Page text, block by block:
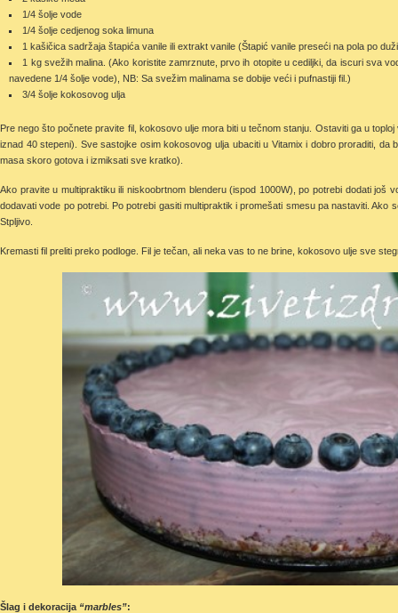
1/4 šolje vode
1/4 šolje cedjenog soka limuna
1 kašičica sadržaja štapića vanile ili extrakt vanile (Štapić vanile preseći na pola po
1 kg svežih malina. (Ako koristite zamrznute, prvo ih otopite u cediljki, da iscuri sva
navedene 1/4 šolje vode), NB: Sa svežim malinama se dobije veći i pufnastiji fil.)
3/4 šolje kokosovog ulja
Pre nego što počnete pravite fil, kokosovo ulje mora biti u tečnom stanju. Ostaviti ga u
iznad 40 stepeni). Sve sastojke osim kokosovog ulja ubaciti u Vitamix i dobro proraditi,
masa skoro gotova i izmiksati sve kratko).
Ako pravite u multipraktiku ili niskoobrtnom blenderu (ispod 1000W), po potrebi dodati još
dodavati vode po potrebi. Po potrebi gasiti multipraktik i promešati smesu pa nastaviti. Ako
Stpljivo.
Kremasti fil preliti preko podloge. Fil je tečan, ali neka vas to ne brine, kokosovo ulje sve
Šlag i dekoracija “marbles”: